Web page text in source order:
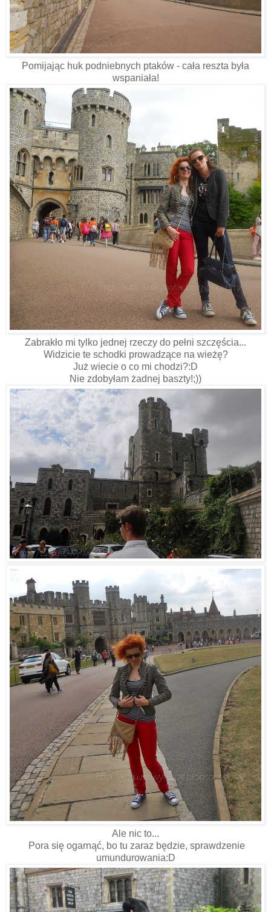
Pomijając huk podniebnych ptaków - cała reszta była
wspaniała!
Zabrakło mi tylko jednej rzeczy do pełni szczęścia...
Widzicie te schodki prowadzące na wieżę?
Już wiecie o co mi chodzi?:D
Nie zdobyłam żadnej baszty!;))
Ale nic to...
Pora się ogarnąć, bo tu zaraz będzie, sprawdzenie
umundurowania:D